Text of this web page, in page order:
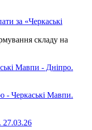
за «Черкаські
складу на
Мавпи - Дніпро.
- Черкаські Мавпи.
27.03.26